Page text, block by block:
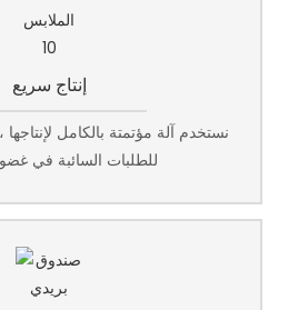
إنتاج سريع
نستخدم آلة مؤتمتة بالكامل
للطلبات السائبة في غضون 15